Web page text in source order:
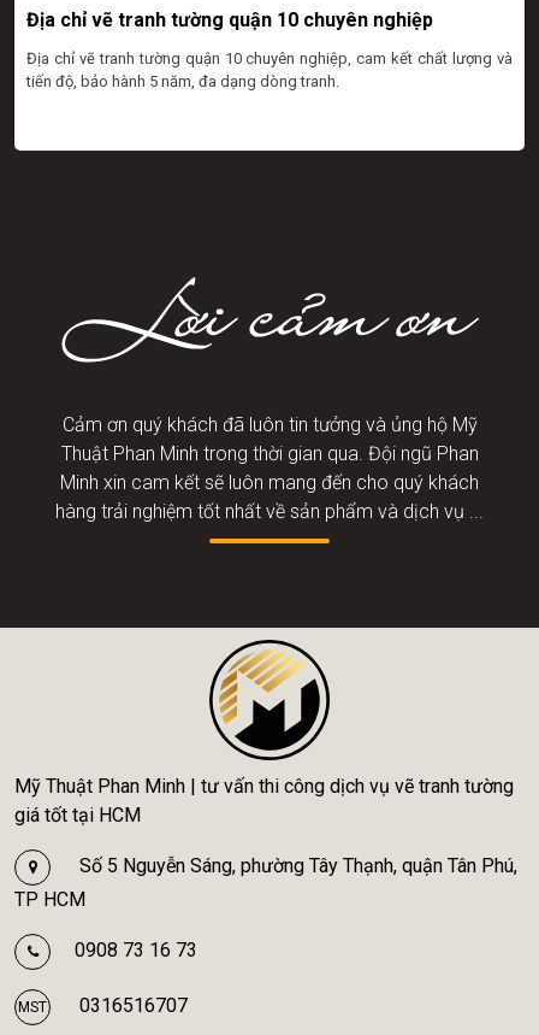
Địa chỉ vẽ tranh tường quận 10 chuyên nghiệp
Địa chỉ vẽ tranh tường quận 10 chuyên nghiệp, cam kết chất lượng và
tiến độ, bảo hành 5 năm, đa dạng dòng tranh.
Cảm ơn quý khách đã luôn tin tưởng và ủng hộ Mỹ
Thuật Phan Minh trong thời gian qua. Đội ngũ Phan
Minh xin cam kết sẽ luôn mang đến cho quý khách
hàng trải nghiệm tốt nhất về sản phẩm và dịch vụ ...
Mỹ Thuật Phan Minh | tư vấn thi công dịch vụ vẽ tranh tường
giá tốt tại HCM
Số 5 Nguyễn Sáng, phường Tây Thạnh, quận Tân Phú,
TP HCM
0908 73 16 73
MST 0316516707